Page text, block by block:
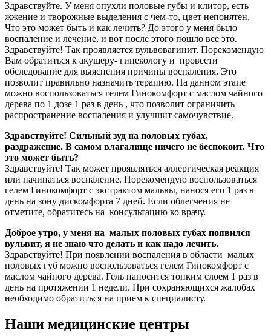
Здравствуйте. У меня опухли половые губы и клитор, есть
жжение и творожные выделения с чем-то, цвет непонятен.
Что это может быть и как лечить? До этого у меня было
воспаление и лечение, и вот после этого пошло все это.
Здравствуйте! Так проявляется вульвовагинит. Порекомендую
Вам обратиться к акушеру- гинекологу и провести
обследование для выяснения причины воспаления. Это
позволит правильно назначить терапию. На данном этапе
можно воспользоваться гелем Гинокомфорт с маслом чайного
дерева по 1 дозе 1 раз в день , что позволит ограничить
распространение воспаления и улучшит самочувствие.
Здравствуйте! Сильный зуд на половых губах,
раздражение. В самом влагалище ничего не беспокоит. Что
это может быть?
Здравствуйте! Так может проявляться аллергическая реакция
или начинаться воспаление. Порекомендую воспользоваться
гелем Гинокомфорт с экстрактом мальвы, нанося его 1 раз в
день на зону дискомфорта 7 дней. Если облегчения не
отметите, обратитесь на консультацию ко врачу.
Доброе утро, у меня на малых половых губах появился
вульвит, я не знаю что делать и как надо лечить.
Здравствуйте! При появлении воспаления в области малых
половых губ можно воспользоваться гелем Гинокомфорт с
маслом чайного дерева. Гель наносится тонким слоем 1 раз в
день на протяжении 1 недели. При сохраняющихся жалобах
необходимо обратиться на прием к специалисту.
Наши медицинские центры